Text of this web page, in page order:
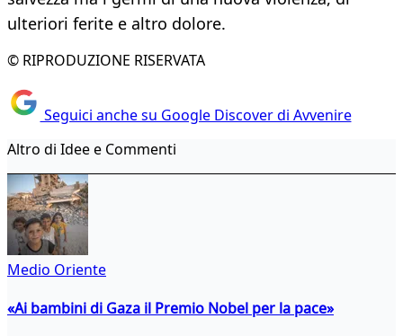
ulteriori ferite e altro dolore.
© RIPRODUZIONE RISERVATA
Seguici anche su Google Discover di Avvenire
Altro di Idee e Commenti
Medio Oriente
«Ai bambini di Gaza il Premio Nobel per la pace»